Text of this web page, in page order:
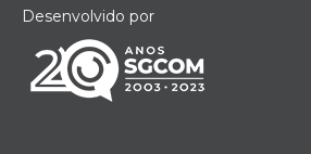
Desenvolvido por